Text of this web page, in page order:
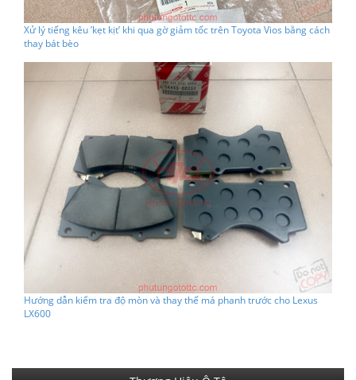
Xử lý tiếng kêu ’kẹt kịt’ khi qua gờ giảm tốc trên Toyota Vios bằng cách
thay bát bèo
Hướng dẫn kiểm tra độ mòn và thay thế má phanh trước cho Lexus
LX600